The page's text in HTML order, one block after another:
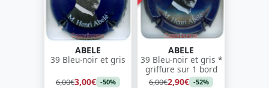
ABELE
39 Bleu-noir et gris
6,00€3,00€ -50%
ABELE
39 Bleu-noir et gris *
griffure sur 1 bord
6,00€2,90€ -52%